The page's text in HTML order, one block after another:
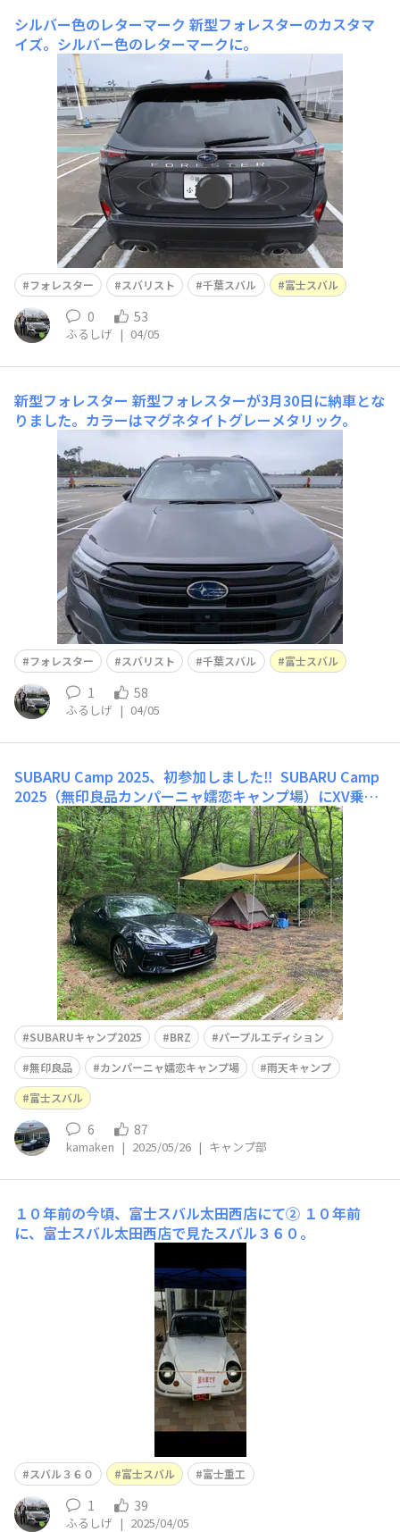
シルバー色のレターマーク 新型フォレスターのカスタマ
イズ。シルバー色のレターマークに。
フォレスター スバリスト 千葉スバル 富士スバル
0 53
ふるしげ | 04/05
新型フォレスター 新型フォレスターが3月30日に納車とな
りました。カラーはマグネタイトグレーメタリック。
フォレスター スバリスト 千葉スバル 富士スバル
1 58
ふるしげ | 04/05
SUBARU Camp 2025、初参加しました‼️ SUBARU Camp
2025（無印良品カンパーニャ嬬恋キャンプ場）にXV乗り
の友人と共に初めて参加してみました。天気予報の通り、
設営開始と同時に降雨、一晩中強い降雨をくらいタープも
雨水の重さで一部倒壊、ずぶ濡れの中での苦行キャンプと
なりましたが、キャンパーならではのSUBARU車の素
SUBARUキャンプ2025 BRZ
パープルエディション
無印良品
カンパーニャ嬬恋キャンプ場
雨天キャンプ
富士スバル
6 87
kamaken | 2025/05/26 | キャンプ部
１０年前の今頃、富士スバル太田西店にて② １０年前
に、富士スバル太田西店で見たスバル３６０。
スバル３６０ 富士スバル 富士重工
1 39
ふるしげ | 2025/04/05